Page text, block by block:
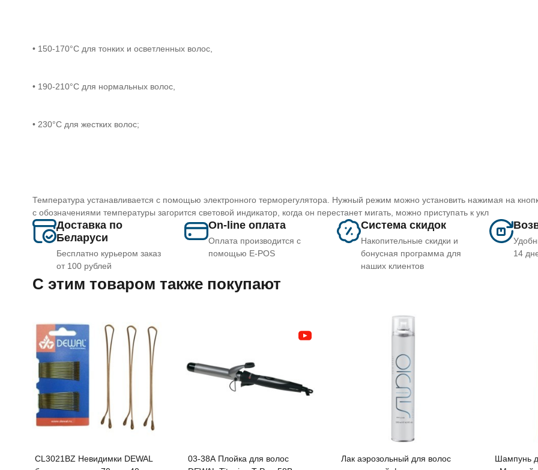
• 150-170°C для тонких и осветленных волос,
• 190-210°C для нормальных волос,
• 230°C для жестких волос;
Температура устанавливается с помощью электронного терморегулятора. Нужный режим можно установить нажимая на
с обозначениями температуры загорится световой индикатор, когда он перестанет мигать, можно приступать к укл
Доставка по
Беларуси
Бесплатно курьером заказ
от 100 рублей
On-line оплата
Оплата производится с
помощью E-POS
Система скидок
Накопительные скидки и
бонусная программа для
наших клиентов
14
C этим товаром также покупают
CL3021BZ Невидимки DEWAL
03-38A Плойка для волос
Лак аэрозольный для волос
Шампунь